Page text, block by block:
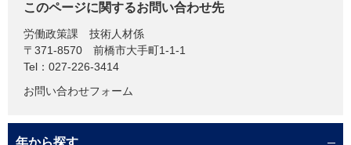
このページに関するお問い合わせ先
労働政策課
技術人材係
〒371-8570
前橋市大手町1-1-1
Tel：027-226-3414
お問い合わせフォーム